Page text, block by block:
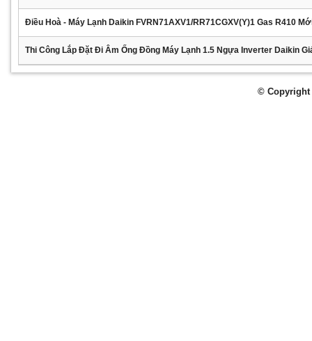
Điều Hoà - Máy Lạnh Daikin FVRN71AXV1/RR71CGXV(Y)1 Gas R410
Thi Công Lắp Đặt Đi Âm Ống Đồng Máy Lạnh 1.5 Ngựa Inverter Daikin
© Copyright